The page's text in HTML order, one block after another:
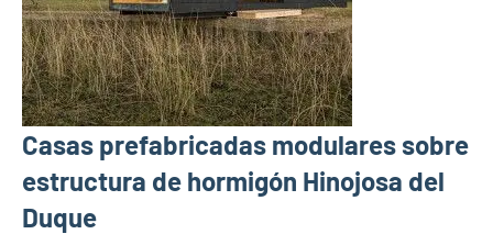
Casas prefabricadas modulares sobre
estructura de hormigón Hinojosa del
Duque